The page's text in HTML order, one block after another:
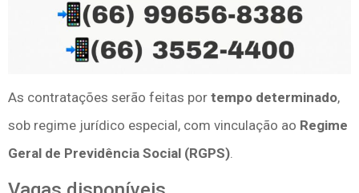
As contratações serão feitas por tempo determinado,
sob regime jurídico especial, com vinculação ao Regime
Geral de Previdência Social (RGPS)